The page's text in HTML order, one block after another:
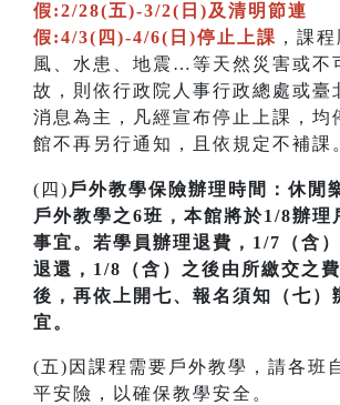
假:2/28(五)-3/2(日)及清明節連
假:4/3(四)-4/6(日)停止上課 ，課
風、水患、地震…等天然災害或不
故，則依行政院人事行政總處或臺
消息為主，凡經宣布停止上課，均
館不再另行通知，且依規定不補課
(四) 戶外教學保險辦理時間：休閒
戶外教學之6班，本館將於1/8辦理
事宜。若學員辦理退費，1/7（含
退還，1/8（含）之後由所繳交之
後，再依上開七、報名須知（七）
宜。
(五)因課程需要戶外教學，請各班
平安險，以確保教學安全。